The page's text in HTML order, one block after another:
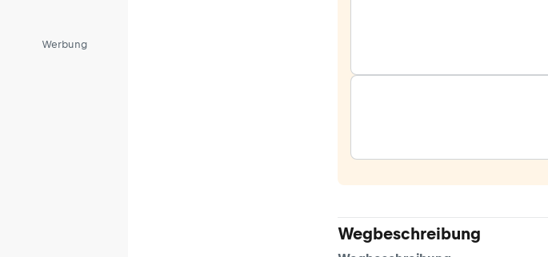
Werbung
Wegbeschreibung